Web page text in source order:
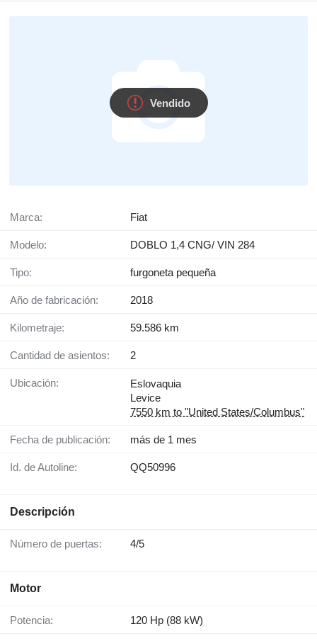
Vendido
Marca: Fiat
Modelo: DOBLO 1,4 CNG/ VIN 284
Tipo: furgoneta pequeña
Año de fabricación: 2018
Kilometraje: 59.586 km
Cantidad de asientos: 2
Ubicación:
Eslovaquia
Levice
7550 km to "United States/Columbus"
Fecha de publicación: más de 1 mes
Id. de Autoline: QQ50996
Descripción
Número de puertas: 4/5
Motor
Potencia: 120 Hp (88 kW)